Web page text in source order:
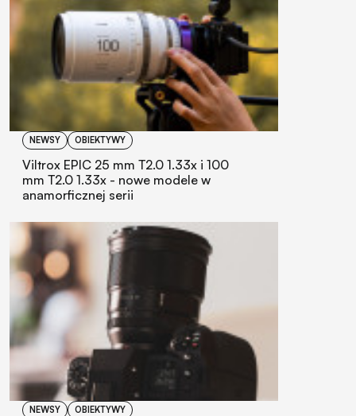
NEWSY OBIEKTYWY
Viltrox EPIC 25 mm T2.0 1.33x i 100
mm T2.0 1.33x - nowe modele w
anamorficznej serii
NEWSY OBIEKTYWY